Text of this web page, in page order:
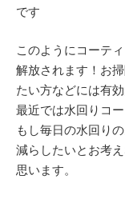
です
このようにコーテ
解放されます！お
たい方などには有効
最近では水回りコ
もし毎日の水回り
減らしたいとお考
思います。